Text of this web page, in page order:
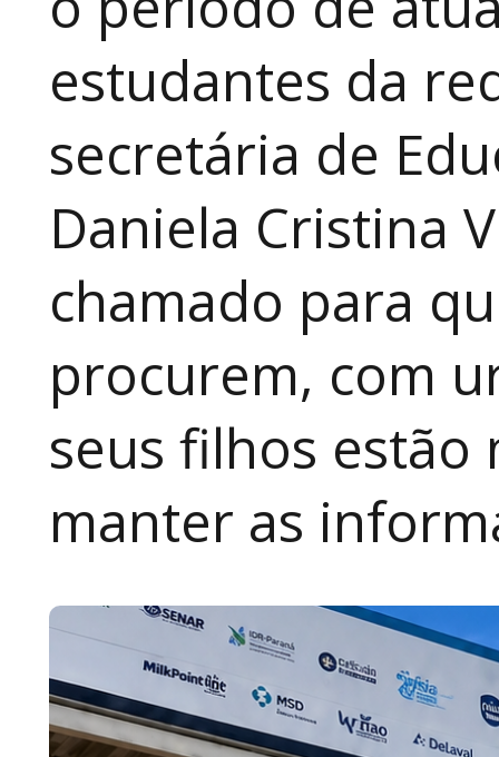
estudantes da
secretária de
Daniela Cristina
chamado para
procurem, com
seus filhos
manter as